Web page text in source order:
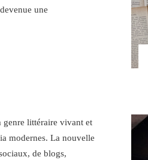
une
genre littéraire vivant et
modernes. La nouvelle
de blogs,